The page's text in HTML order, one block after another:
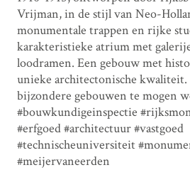
Vrijman, in de stijl van Neo-
monumentale trappen en rijke
karakteristieke atrium met
loodramen. Een gebouw met
unieke architectonische
bijzondere gebouwen te mogen
#bouwkundigeinspectie
#erfgoed #architectuur #vastgoed
#technischeuniversiteit
#meijervaneerden